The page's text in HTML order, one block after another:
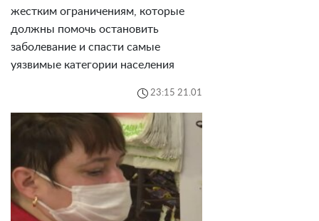
жестким ограничениям, которые
должны помочь остановить
заболевание и спасти самые
уязвимые категории населения
23:15 21.01